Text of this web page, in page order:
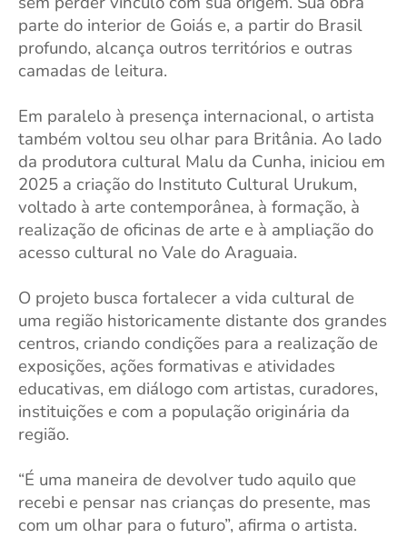
parte do interior de Goiás e, a partir do Brasil
profundo, alcança outros territórios e outras
camadas de leitura.
Em paralelo à presença internacional, o artista
também voltou seu olhar para Britânia. Ao lado
da produtora cultural Malu da Cunha, iniciou em
2025 a criação do Instituto Cultural Urukum,
voltado à arte contemporânea, à formação, à
realização de oficinas de arte e à ampliação do
acesso cultural no Vale do Araguaia.
O projeto busca fortalecer a vida cultural de
uma região historicamente distante dos grandes
centros, criando condições para a realização de
exposições, ações formativas e atividades
educativas, em diálogo com artistas, curadores,
instituições e com a população originária da
região.
“É uma maneira de devolver tudo aquilo que
recebi e pensar nas crianças do presente, mas
com um olhar para o futuro”, afirma o artista.